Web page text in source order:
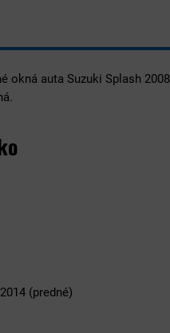
auta Suzuki Splash
(predné)